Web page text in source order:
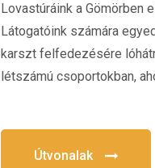
Lovastúráink a Gömörben
Látogatóink számára
karszt felfedezésére
létszámú csoportokban,
Útvonalak